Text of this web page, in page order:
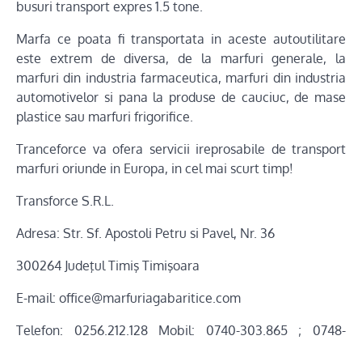
busuri transport expres 1.5 tone.
Marfa ce poata fi transportata in aceste autoutilitare
este extrem de diversa, de la marfuri generale, la
marfuri din industria farmaceutica, marfuri din industria
automotivelor si pana la produse de cauciuc, de mase
plastice sau marfuri frigorifice.
Tranceforce va ofera servicii ireprosabile de transport
marfuri oriunde in Europa, in cel mai scurt timp!
Transforce S.R.L.
Adresa: Str. Sf. Apostoli Petru si Pavel, Nr. 36
300264 Judeţul Timiş Timişoara
E-mail: office@marfuriagabaritice.com
Telefon: 0256.212.128 Mobil: 0740-303.865 ; 0748-